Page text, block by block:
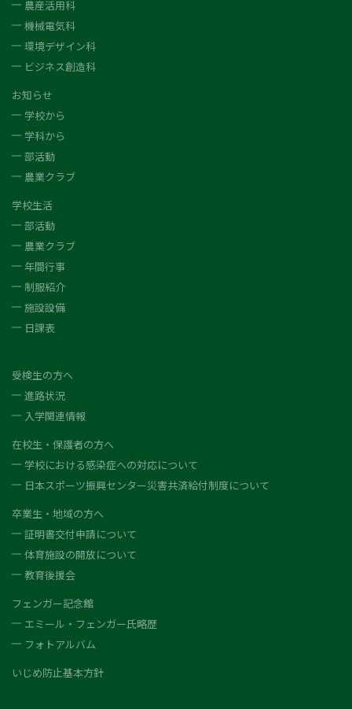
農産活用科
機械電気科
環境デザイン科
ビジネス創造科
お知らせ
学校から
学科から
部活動
農業クラブ
学校生活
部活動
農業クラブ
年間行事
制服紹介
施設設備
日課表
受検生の方へ
進路状況
入学関連情報
在校生・保護者の方へ
学校における感染症への対応について
日本スポーツ振興センター災害共済給付制度について
卒業生・地域の方へ
証明書交付申請について
体育施設の開放について
教育後援会
フェンガー記念館
エミール・フェンガー氏略歴
フォトアルバム
いじめ防止基本方針